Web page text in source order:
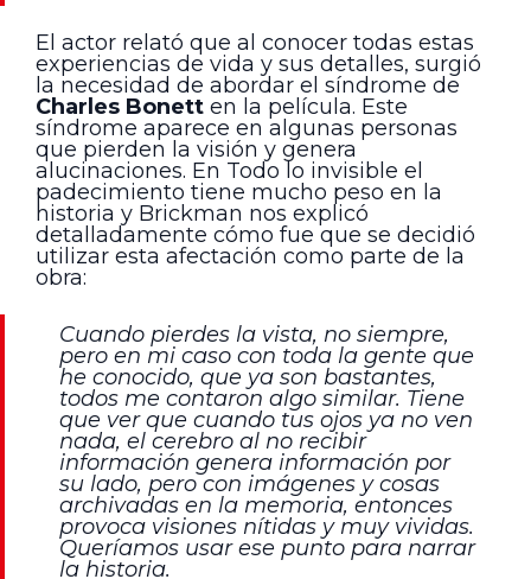
El actor relató que al conocer todas estas
experiencias de vida y sus detalles, surgió
la necesidad de abordar el síndrome de
Charles Bonett en la película. Este
síndrome aparece en algunas personas
que pierden la visión y genera
alucinaciones. En Todo lo invisible el
padecimiento tiene mucho peso en la
historia y Brickman nos explicó
detalladamente cómo fue que se decidió
utilizar esta afectación como parte de la
obra:
Cuando pierdes la vista, no siempre,
pero en mi caso con toda la gente que
he conocido, que ya son bastantes,
todos me contaron algo similar. Tiene
que ver que cuando tus ojos ya no ven
nada, el cerebro al no recibir
información genera información por
su lado, pero con imágenes y cosas
archivadas en la memoria, entonces
provoca visiones nítidas y muy vividas.
Queríamos usar ese punto para narrar
la historia.